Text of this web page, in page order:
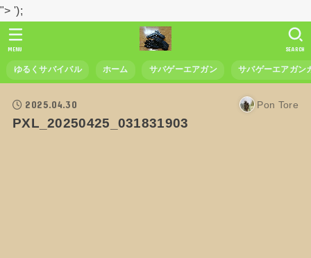
"> ');
ゆるくサバイバル ホーム サバゲーエアガン サバゲーエアガン
SEARCH
MENU
2025.04.30 Pon Tore
PXL_20250425_031831903